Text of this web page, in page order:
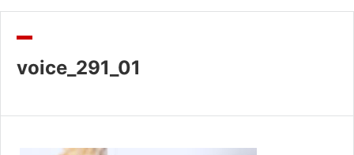
販路拡大
共済・福利厚生
voice_291_01